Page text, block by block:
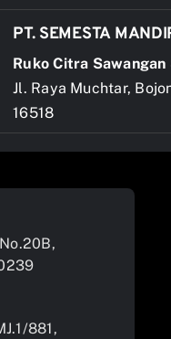
PT. SEMESTA
Ruko Citra Sawangan
Jl. Raya Muchtar,
16518
881,